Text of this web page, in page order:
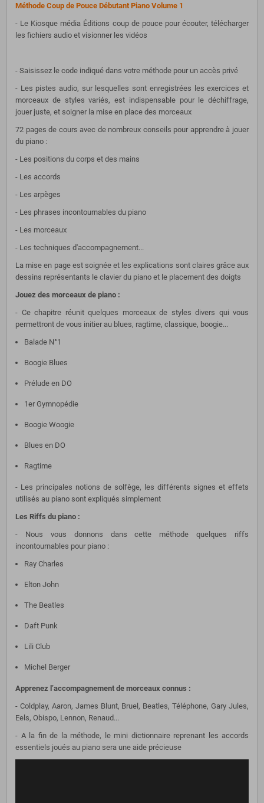
Méthode Coup de Pouce Débutant Piano Volume 1
- Le Kiosque média Éditions coup de pouce pour écouter, télécharger
les fichiers audio et visionner les vidéos
- Saisissez le code indiqué dans votre méthode pour un accès privé
- Les pistes audio, sur lesquelles sont enregistrées les exercices et
morceaux de styles variés, est indispensable pour le déchiffrage,
jouer juste, et soigner la mise en place des morceaux
72 pages de cours avec de nombreux conseils pour apprendre à jouer
du piano :
- Les positions du corps et des mains
- Les accords
- Les arpèges
- Les phrases incontournables du piano
- Les morceaux
- Les techniques d'accompagnement...
La mise en page est soignée et les explications sont claires grâce aux
dessins représentants le clavier du piano et le placement des doigts
Jouez des morceaux de piano :
- Ce chapitre réunit quelques morceaux de styles divers qui vous
permettront de vous initier au blues, ragtime, classique, boogie...
Balade N°1
Boogie Blues
Prélude en DO
1er Gymnopédie
Boogie Woogie
Blues en DO
Ragtime
- Les principales notions de solfège, les différents signes et effets
utilisés au piano sont expliqués simplement
Les Riffs du piano :
- Nous vous donnons dans cette méthode quelques riffs
incontournables pour piano :
Ray Charles
Elton John
The Beatles
Daft Punk
Lili Club
Michel Berger
Apprenez l’accompagnement de morceaux connus :
- Coldplay, Aaron, James Blunt, Bruel, Beatles, Téléphone, Gary Jules,
Eels, Obispo, Lennon, Renaud...
- A la fin de la méthode, le mini dictionnaire reprenant les accords
essentiels joués au piano sera une aide précieuse